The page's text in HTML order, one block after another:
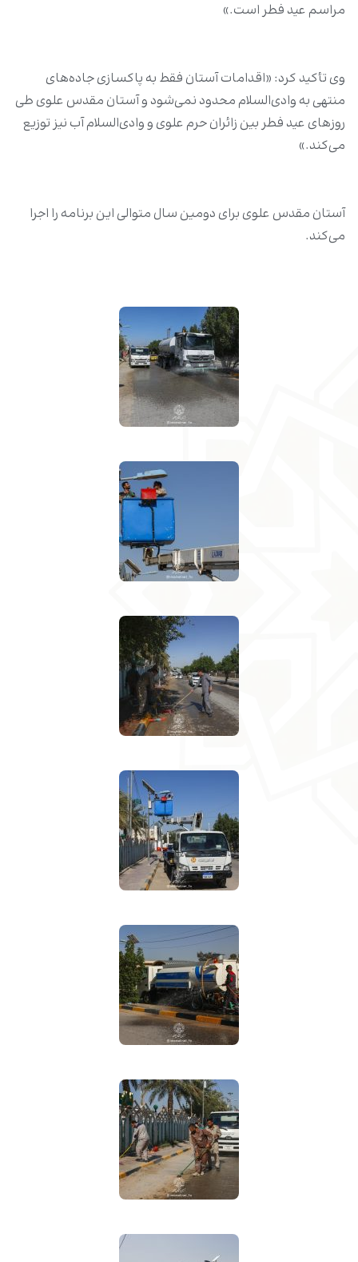
مراسم عید فطر است.»
وی تأکید کرد: «اقدامات آستان فقط به پاکسازی جاده‌های
منتهی به وادی‌السلام محدود نمی‌شود و آستان مقدس علوی طی
روزهای عید فطر بین زائران حرم علوی و وادی‌السلام آب نیز توزیع
می‌کند.»
آستان مقدس علوی برای دومین سال متوالی این برنامه را اجرا
می‌کند.